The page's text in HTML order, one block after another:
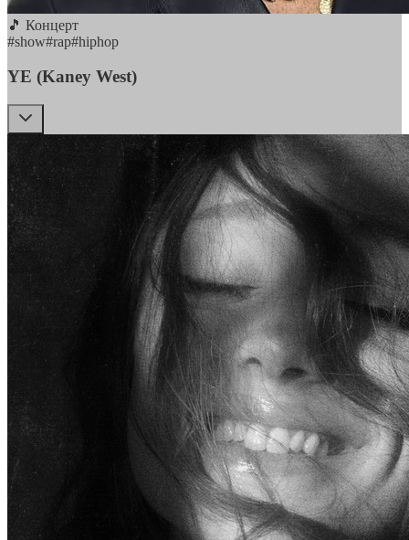
🎵 Концерт
#show#rap#hiphop
YE (Kaney West)